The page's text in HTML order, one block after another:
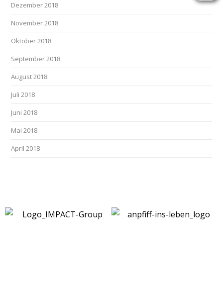
Dezember 2018
November 2018
Oktober 2018
September 2018
August 2018
Juli 2018
Juni 2018
Mai 2018
April 2018